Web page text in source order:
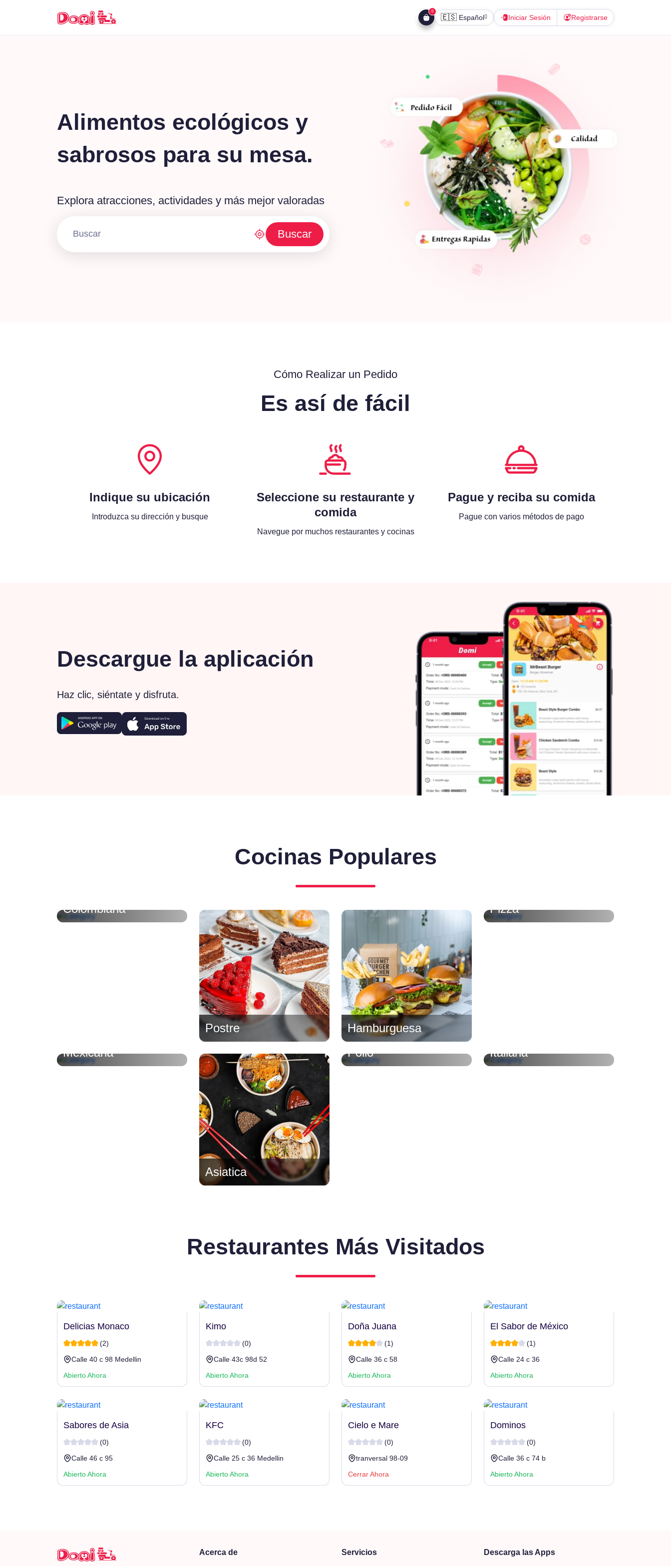
0
🇪🇸 Español Iniciar Sesión Registrarse
Alimentos ecológicos y
sabrosos para su mesa.
Explora atracciones, actividades y más mejor valoradas
Buscar
Cómo Realizar un Pedido
Es así de fácil
Indique su ubicación
Introduzca su dirección y busque
Seleccione su restaurante y
comida
Navegue por muchos restaurantes y cocinas
Pague y reciba su comida
Pague con varios métodos de pago
Descargue la aplicación
Haz clic, siéntate y disfruta.
Cocinas Populares
Colombiana
Postre Hamburguesa
Pizza
Mexicana
Asiatica
Pollo Italiana
Restaurantes Más Visitados
Delicias Monaco
(2)
Calle 40 c 98 Medellin
Abierto Ahora
Kimo
(0)
Calle 43c 98d 52
Abierto Ahora
Doña Juana
(1)
Calle 36 c 58
Abierto Ahora
El Sabor de México
(1)
Calle 24 c 36
Abierto Ahora
Sabores de Asia
(0)
Calle 46 c 95
Abierto Ahora
KFC
(0)
Calle 25 c 36 Medellin
Abierto Ahora
Cielo e Mare
(0)
tranversal 98-09
Cerrar Ahora
Dominos
(0)
Calle 36 c 74 b
Abierto Ahora
Acerca de Servicios Descarga las Apps